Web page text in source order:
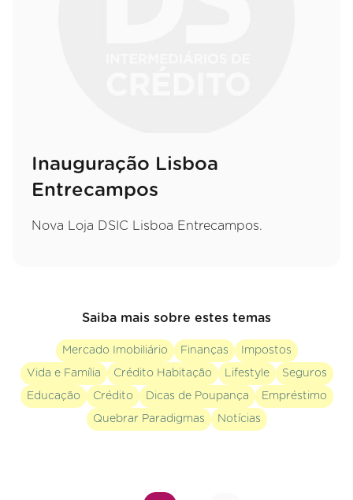
Inauguração Lisboa
Entrecampos
Nova Loja DSIC Lisboa Entrecampos.
Saiba mais sobre estes temas
Mercado Imobiliário Finanças Impostos
Vida e Família Crédito Habitação Lifestyle Seguros
Educação Crédito Dicas de Poupança Empréstimo
Quebrar Paradigmas Notícias